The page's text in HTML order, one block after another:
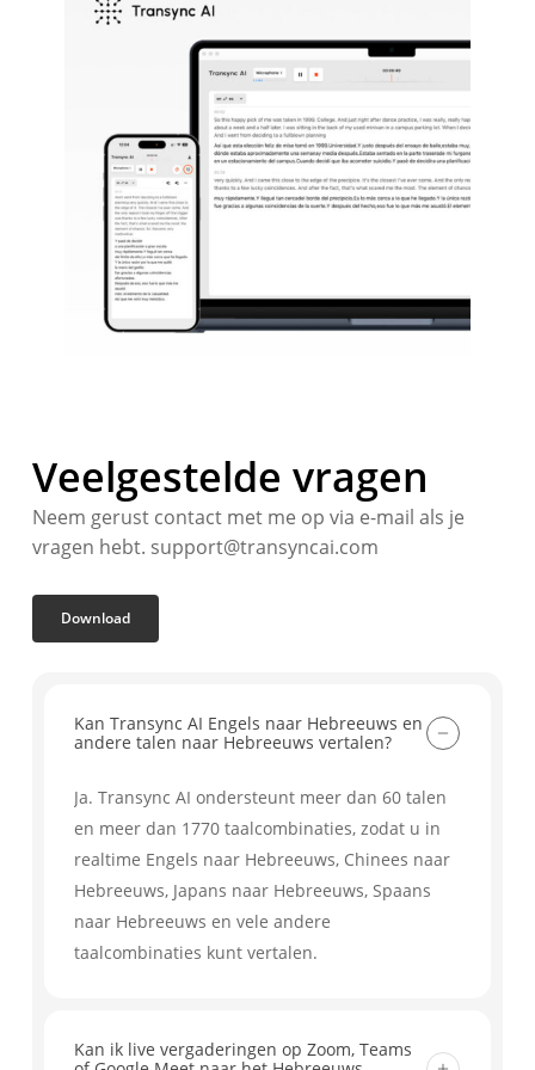
Veelgestelde vragen
Neem gerust contact met me op via e-mail als je
vragen hebt. support@transyncai.com
Download
Kan Transync AI Engels naar Hebreeuws en
andere talen naar Hebreeuws vertalen?
Ja. Transync AI ondersteunt meer dan 60 talen
en meer dan 1770 taalcombinaties, zodat u in
realtime Engels naar Hebreeuws, Chinees naar
Hebreeuws, Japans naar Hebreeuws, Spaans
naar Hebreeuws en vele andere
taalcombinaties kunt vertalen.
Kan ik live vergaderingen op Zoom, Teams